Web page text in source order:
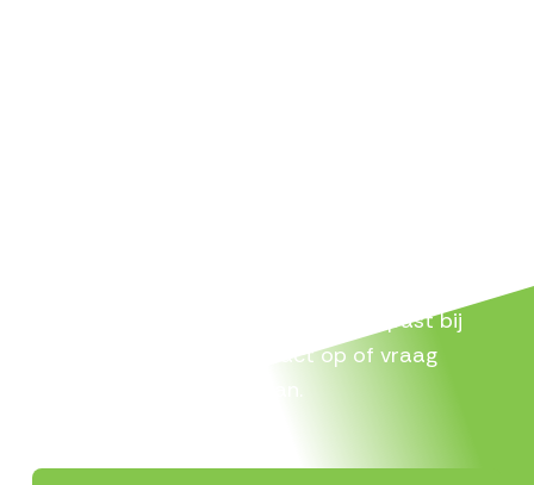
met je mee en kijken wat het beste past bij
jouw situatie. Neem contact op of vraag
vrijblijvend een offerte aan.